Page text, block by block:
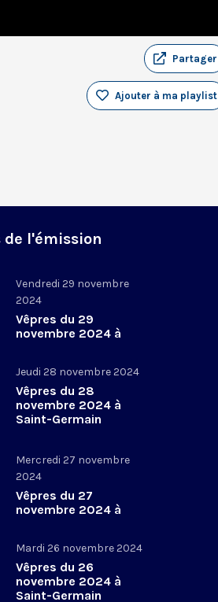
Partager
Ajouter à ma playlist
l'émission
Vendredi 29 novembre
2024
Vêpres du 29
novembre 2024 à
Jeudi 28 novembre 2024
Vêpres du 28
novembre 2024 à
Saint-Germain
Mercredi 27 novembre
2024
Vêpres du 27
novembre 2024 à
Mardi 26 novembre 2024
Vêpres du 26
novembre 2024 à
Saint-Germain